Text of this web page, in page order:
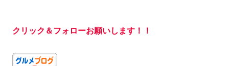
クリック＆フォローお願いします！！